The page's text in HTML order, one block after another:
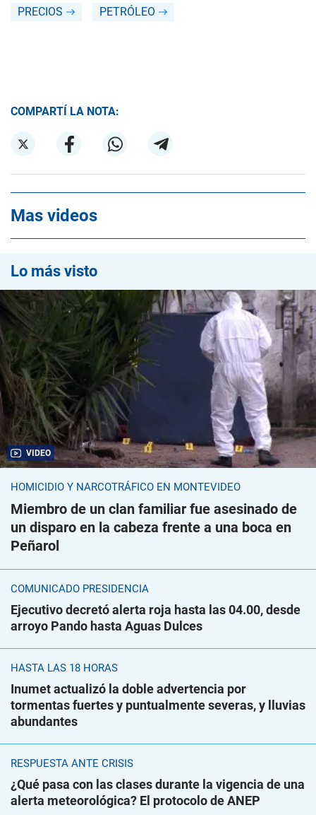
PRECIOS PETRÓLEO
COMPARTÍ LA NOTA:
Mas videos
Lo más visto
VIDEO
HOMICIDIO Y NARCOTRÁFICO EN MONTEVIDEO
Miembro de un clan familiar fue asesinado de
un disparo en la cabeza frente a una boca en
Peñarol
COMUNICADO PRESIDENCIA
Ejecutivo decretó alerta roja hasta las 04.00, desde
arroyo Pando hasta Aguas Dulces
HASTA LAS 18 HORAS
Inumet actualizó la doble advertencia por
tormentas fuertes y puntualmente severas, y lluvias
abundantes
RESPUESTA ANTE CRISIS
¿Qué pasa con las clases durante la vigencia de una
alerta meteorológica? El protocolo de ANEP